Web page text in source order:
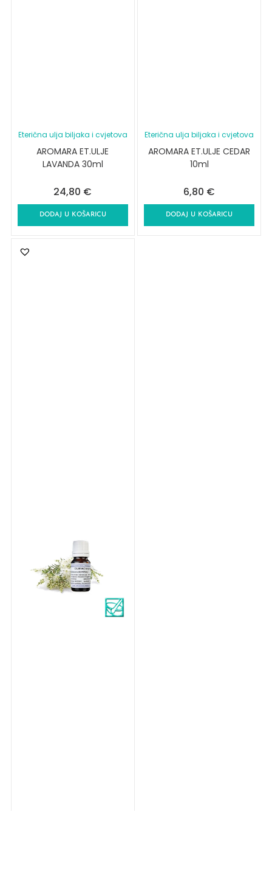
Eterična ulja biljaka i cvjetova
AROMARA ET.ULJE
LAVANDA 30ml
24,80 €
DODAJ U KOŠARICU
Eterična ulja biljaka i cvjetova
AROMARA ET.ULJE CEDAR
10ml
6,80 €
DODAJ U KOŠARICU